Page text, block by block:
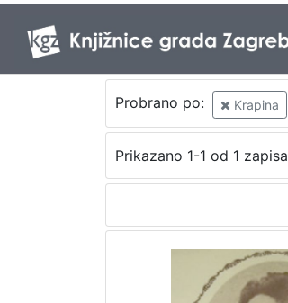
Probrano po: Krapina
Prikazano 1-1 od 1 zapisa